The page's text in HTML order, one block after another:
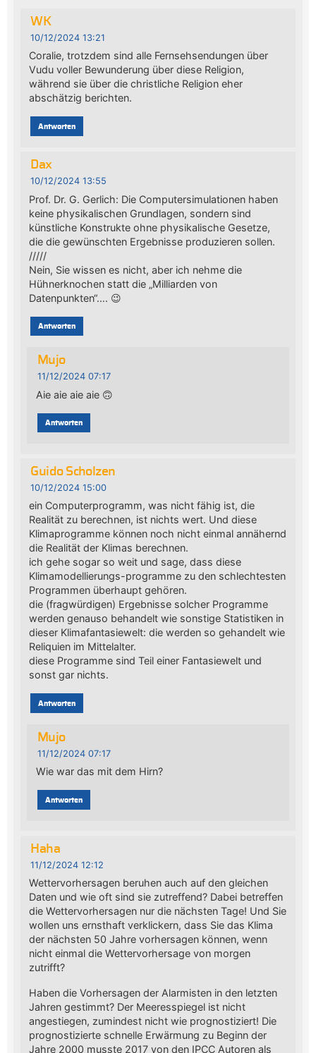
WK
10/12/2024 13:21
Coralie, trotzdem sind alle Fernsehsendungen über
Vudu voller Bewunderung über diese Religion,
während sie über die christliche Religion eher
abschätzig berichten.
Antworten
Dax
10/12/2024 13:55
Prof. Dr. G. Gerlich: Die Computersimulationen haben
keine physikalischen Grundlagen, sondern sind
künstliche Konstrukte ohne physikalische Gesetze,
die die gewünschten Ergebnisse produzieren sollen.
/////
Nein, Sie wissen es nicht, aber ich nehme die
Hühnerknochen statt die „Milliarden von
Datenpunkten“…. 😉
Antworten
Mujo
11/12/2024 07:17
Aie aie aie aie 🙃
Antworten
Guido Scholzen
10/12/2024 15:00
ein Computerprogramm, was nicht fähig ist, die
Realität zu berechnen, ist nichts wert. Und diese
Klimaprogramme können noch nicht einmal annähernd
die Realität der Klimas berechnen.
ich gehe sogar so weit und sage, dass diese
Klimamodellierungs-programme zu den schlechtesten
Programmen überhaupt gehören.
die (fragwürdigen) Ergebnisse solcher Programme
werden genauso behandelt wie sonstige Statistiken in
dieser Klimafantasiewelt: die werden so gehandelt wie
Reliquien im Mittelalter.
diese Programme sind Teil einer Fantasiewelt und
sonst gar nichts.
Antworten
Mujo
11/12/2024 07:17
Wie war das mit dem Hirn?
Antworten
Haha
11/12/2024 12:12
Wettervorhersagen beruhen auch auf den gleichen
Daten und wie oft sind sie zutreffend? Dabei betreffen
die Wettervorhersagen nur die nächsten Tage! Und Sie
wollen uns ernsthaft verklickern, dass Sie das Klima
der nächsten 50 Jahre vorhersagen können, wenn
nicht einmal die Wettervorhersage von morgen
zutrifft?
Haben die Vorhersagen der Alarmisten in den letzten
Jahren gestimmt? Der Meeresspiegel ist nicht
angestiegen, zumindest nicht wie prognostiziert! Die
prognostizierte schnelle Erwärmung zu Beginn der
Jahre 2000 musste 2017 von den IPCC Autoren als